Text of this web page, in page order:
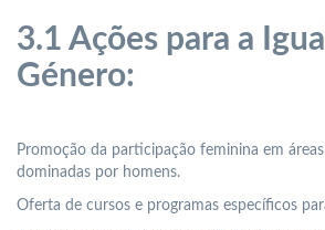
3.1 Ações para a
Género:
Promoção da participação feminina em
dominadas por homens.
Oferta de cursos e programas específicos